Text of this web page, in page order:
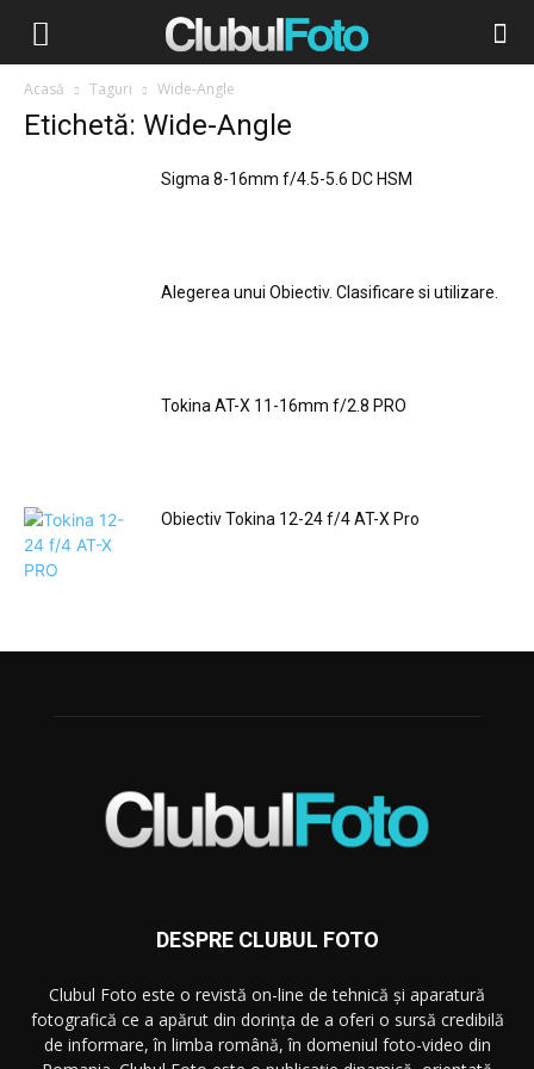
Acasă Taguri Wide-Angle
Etichetă: Wide-Angle
Sigma 8-16mm f/4.5-5.6 DC HSM
Alegerea unui Obiectiv. Clasificare si utilizare.
Tokina AT-X 11-16mm f/2.8 PRO
Obiectiv Tokina 12-24 f/4 AT-X Pro
DESPRE CLUBUL FOTO
Clubul Foto este o revistă on-line de tehnică și aparatură
fotografică ce a apărut din dorința de a oferi o sursă credibilă
de informare, în limba română, în domeniul foto-video din